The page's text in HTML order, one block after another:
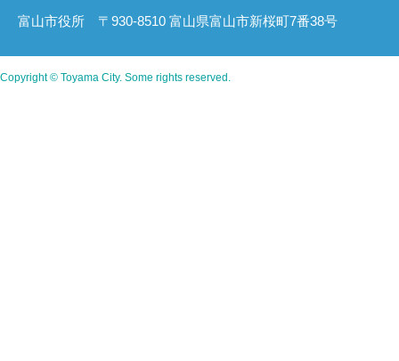
富山市役所 〒930-8510 富山県富山市新桜町7番38号
Copyright © Toyama City. Some rights reserved.